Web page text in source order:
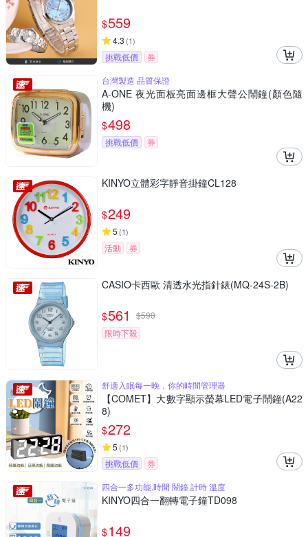
$559
4.3 (1)
挑戰低價
券
台灣製造 品質保證
A-ONE 夜光面板亮面邊框大聲公鬧鐘(顏色隨
機)
$498
挑戰低價 券
KINYO立體彩字靜音掛鐘CL128
$249
5 (1)
活動 券
CASIO卡西歐 清透水光指針錶(MQ-24S-2B)
$561 $590
限時下殺
舒適入眠每一晚，你的時間管理器
【COMET】大數字顯示螢幕LED電子鬧鐘(A22
8)
$272
5 (1)
挑戰低價
券
四合一多功能,時間 鬧鐘 計時 溫度
KINYO四合一翻轉電子鐘TD098
$149